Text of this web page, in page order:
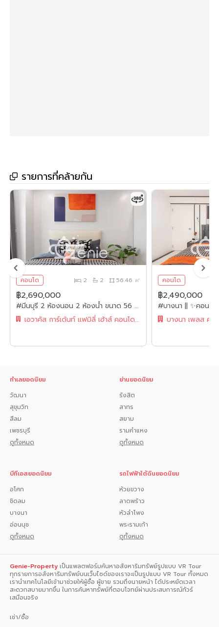
รายการที่คล้ายกัน
คอนโด 2 2 56.46 ㎡
฿2,690,000
#มีนบุรี 2 ห้องนอน 2 ห้องน้ำ ขนาด 56 ตร.ม. ✨ || 🚝 ติดรถไฟฟ้า #MRT เศรษฐบุตรบําเพ็ญ || 5 นาที #แฟชั่นไอส์แลนด์ || ผ่อนเพียง 9,xxx บาท || รหัส3561
เอวาคัส การ์เด้นท์ แฟมิลี่ เฮ้าส์ คอนโดมิเนียม
คอนโด
฿2,490,000
บางนา เพลส คอ
ทำเลยอดนิยม
วัฒนา
สุขุมวิท
สีลม
เพชรบุรี
ดูทั้งหมด
ย่านยอดนิยม
รังสิต
สาทร
สยาม
รามคำแหง
ดูทั้งหมด
บีทีเอสยอดนิยม
อโศก
ชิดลม
บางนา
อ่อนนุช
ดูทั้งหมด
รถไฟฟ้าใต้ดินยอดนิยม
ห้วยขวาง
ลาดพร้าว
หัวลำโพง
พระรามเก้า
ดูทั้งหมด
Genie-Property เป็นแพลตฟอร์มค้นหาอสังหาริมทรัพย์รูปแบบ VR Tour
ทุกรายการอสังหาริมทรัพย์บนเว็บไซด์ของเราจะเป็นรูปแบบ VR Tour ทั้งหมด
เรานำเทคโนโลยีเข้ามาช่วยให้ผู้ซื้อ ผู้ขาย รวมถึงนายหน้า ได้ประหยัดเวลา
สะดวกสบายมากขึ้น ในการค้นหาทรัพย์ที่ตอบโจทย์ผ่านประสบการณ์ทัวร์
เสมือนจริง
เช่า/ซื้อ